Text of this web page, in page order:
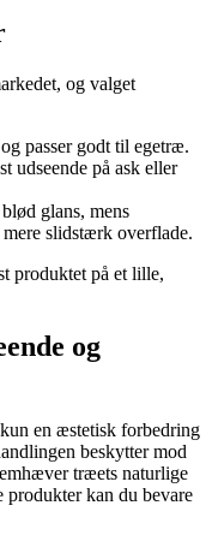
og valget
passer godt til egetræ.
udseende på ask eller
glans, mens
slidstærk overflade.
produktet på et lille,
og
en æstetisk forbedring
beskytter mod
træets naturlige
produkter kan du bevare